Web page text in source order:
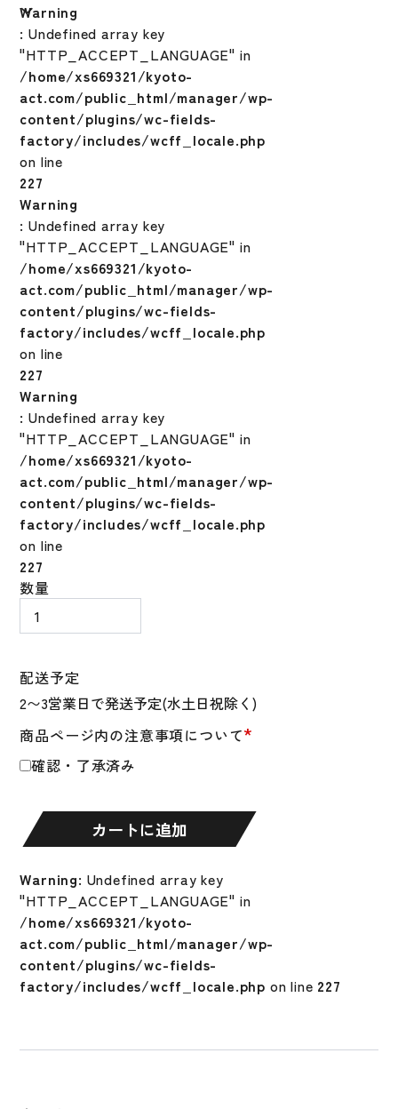
商品ページ内の注意事項について*
確認・了承済み
Warning
: Undefined array key
"HTTP_ACCEPT_LANGUAGE" in
/home/xs669321/kyoto-
act.com/public_html/manager/wp-
content/plugins/wc-fields-
factory/includes/wcff_locale.php
on line
227
Warning
: Undefined array key
"HTTP_ACCEPT_LANGUAGE" in
/home/xs669321/kyoto-
act.com/public_html/manager/wp-
content/plugins/wc-fields-
factory/includes/wcff_locale.php
on line
227
配送予定
数量
野
ウ
ル
ン
硬
式
グ
ー
ブ
ラ
ブ
Wilson
Staff
DUAL
ウ
ソ
カートに追加
Warning
: Undefined array key
"HTTP_ACCEPT_LANGUAGE" in
/home/xs669321/kyoto-
act.com/public_html/manager/wp-
content/plugins/wc-fields-
factory/includes/wcff_locale.php
on line
227
Warning: Undefined array key
"HTTP_ACCEPT_LANGUAGE" in
/home/xs669321/kyoto-
act.com/public_html/manager/wp-
content/plugins/wc-fields-
factory/includes/wcff_locale.php on line 227